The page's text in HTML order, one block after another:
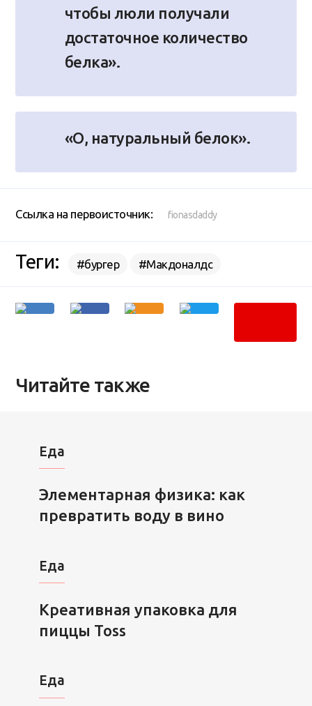
чтобы люли получали
достаточное количество
белка».
«О, натуральный белок».
Ссылка на первоисточник: fionasdaddy
Теги: #бургер #Макдоналдс
Читайте также
Еда
Элементарная физика: как
превратить воду в вино
Еда
Креативная упаковка для
пиццы Toss
Еда